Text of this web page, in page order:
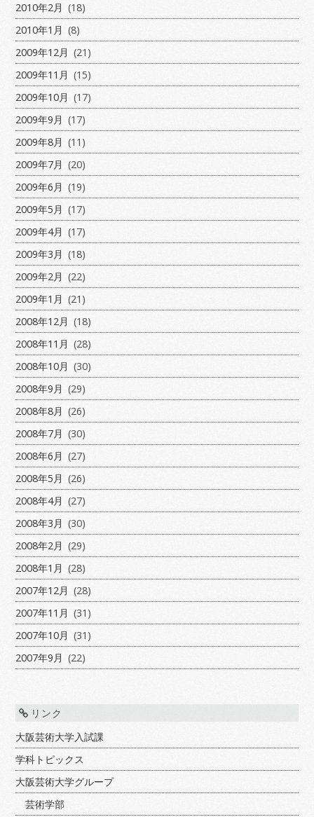
2010年2月 (18)
2010年1月 (8)
2009年12月 (21)
2009年11月 (15)
2009年10月 (17)
2009年9月 (17)
2009年8月 (11)
2009年7月 (20)
2009年6月 (19)
2009年5月 (17)
2009年4月 (17)
2009年3月 (18)
2009年2月 (22)
2009年1月 (21)
2008年12月 (18)
2008年11月 (28)
2008年10月 (30)
2008年9月 (29)
2008年8月 (26)
2008年7月 (30)
2008年6月 (27)
2008年5月 (26)
2008年4月 (27)
2008年3月 (30)
2008年2月 (29)
2008年1月 (28)
2007年12月 (28)
2007年11月 (31)
2007年10月 (31)
2007年9月 (22)
リンク
大阪芸術大学入試課
学科トピックス
大阪芸術大学グループ
芸術学部